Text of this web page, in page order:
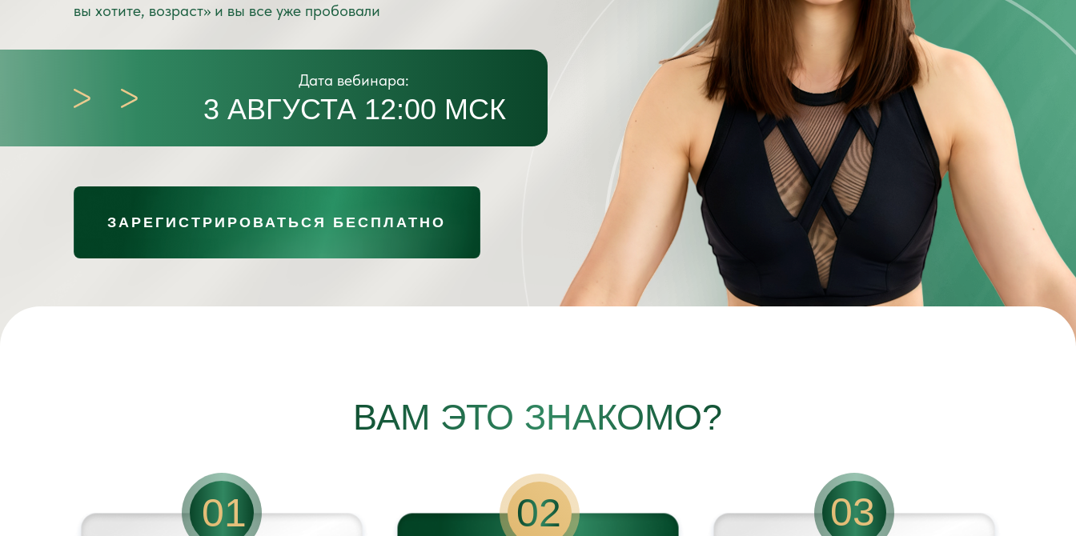
вы хотите, возраст» и вы все уже пробовали
Дата вебинара:
3 АВГУСТА 12:00 МСК
ЗАРЕГИСТРИРОВАТЬСЯ БЕСПЛАТНО
ВАМ ЭТО ЗНАКОМО?
01 03
02